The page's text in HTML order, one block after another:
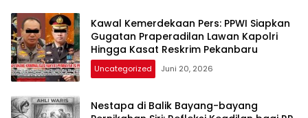
Kawal Kemerdekaan Pers: PPWI Siapkan
Gugatan Praperadilan Lawan Kapolri
Hingga Kasat Reskrim Pekanbaru
Uncategorized Juni 20, 2026
Nestapa di Balik Bayang-bayang